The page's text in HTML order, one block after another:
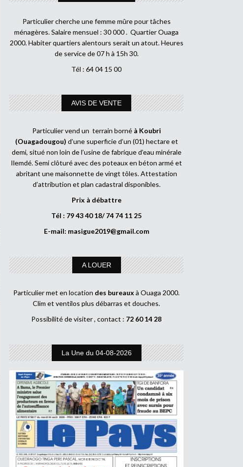
Particulier cherche une femme mûre pour tâches
ménagères. Salaire mensuel : 30 000 . Quartier Ouaga
2000. Habiter quartiers alentours serait un atout. Heures
de service de 07 h à 15h 30.
Tél : 64 04 15 00
AVIS DE VENTE
Particulier vend un terrain borné à Koubri
(Ouagadougou) d’une superficie d’un (01) hectare et
demi, situé non loin de l’usine de fabrique d’eau minérale
Ilemdé. Semi clôturé avec des poteaux en béton armé et
abritant une maisonnette de vingt tôles. Attestation
d’attribution et plan cadastral disponibles.
Prix à débattre
Tél : 79 43 40 18/ 74 74 11 25
E-mail: masigue2019@gmail.com
A LOUER
Particulier met en location des bureaux à Ouaga 2000.
Clim et ventilos plus débarras et douches.
Possibilité de visiter , contact : 72 60 14 28
La Une du 04-08-2026